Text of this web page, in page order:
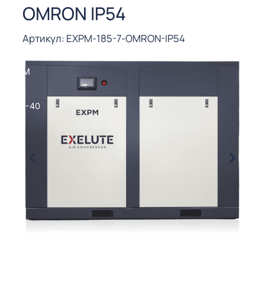
OMRON IP54
Артикул: EXPM-185-7-OMRON-IP54
(3-40